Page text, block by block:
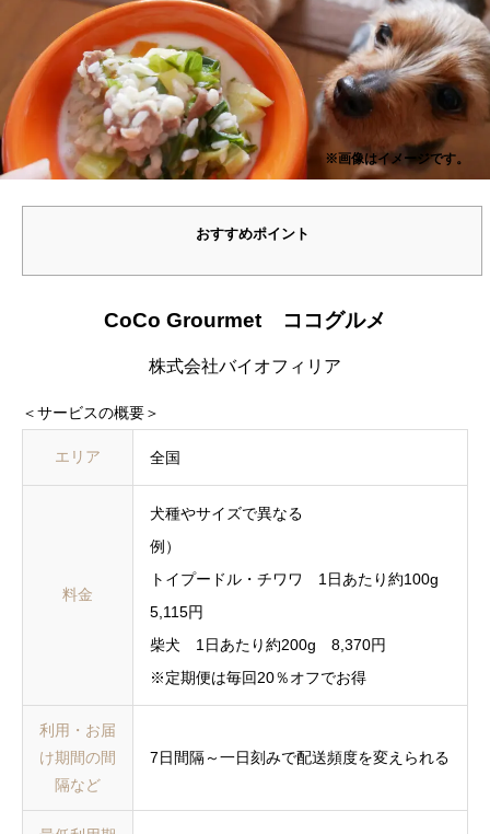
※画像はイメージです。
おすすめポイント
CoCo Grourmet ココグルメ
株式会社バイオフィリア
＜サービスの概要＞
エリア 全国
料金
犬種やサイズで異なる
例）
トイプードル・チワワ 1日あたり約100g
5,115円
柴犬 1日あたり約200g 8,370円
※定期便は毎回20％オフでお得
利用・お届
け期間の間
隔など
7日間隔～一日刻みで配送頻度を変えられる